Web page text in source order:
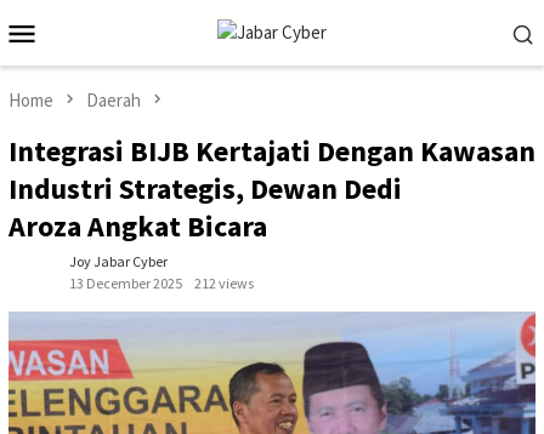
to
contentMenu
Home Daerah
Integrasi BIJB Kertajati Dengan Kawasan
Industri Strategis, Dewan Dedi
Aroza Angkat Bicara
Joy Jabar Cyber
13 December 2025
212 views